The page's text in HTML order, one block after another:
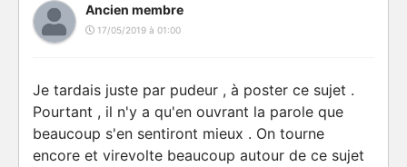
Ancien membre
17/05/2019 à 01:00
Je tardais juste par pudeur , à poster ce sujet .
Pourtant , il n'y a qu'en ouvrant la parole que
beaucoup s'en sentiront mieux . On tourne
encore et virevolte beaucoup autour de ce sujet